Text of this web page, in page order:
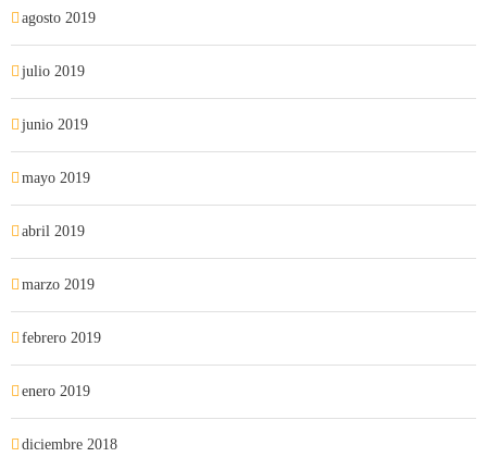
agosto 2019
julio 2019
junio 2019
mayo 2019
abril 2019
marzo 2019
febrero 2019
enero 2019
diciembre 2018